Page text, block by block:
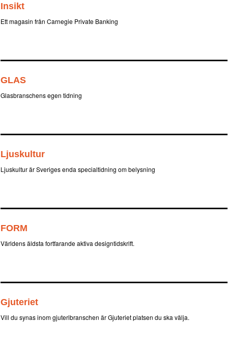
Insikt
Ett magasin från Carnegie Private Banking
GLAS
Glasbranschens egen tidning
Ljuskultur
Ljuskultur är Sveriges enda specialtidning om belysning
FORM
Världens äldsta fortfarande aktiva designtidskrift.
Gjuteriet
Vill du synas inom gjuteribranschen är Gjuteriet platsen du ska välja.